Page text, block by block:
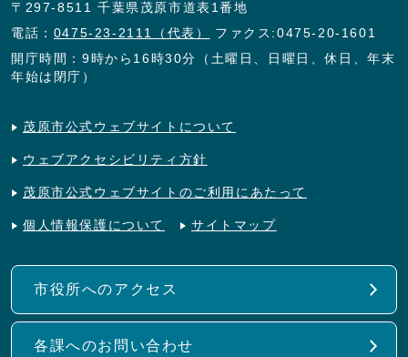
〒297-8511 千葉県茂原市道表1番地
電話： 0475-23-2111（代表）
ファクス:0475-20-1601
開庁時間：9時から16時30分（土曜日、日曜日、休日、年末
年始は閉庁）
茂原市公式ウェブサイトについて
ウェブアクセシビリティ方針
茂原市公式ウェブサイトのご利用にあたって
個人情報保護について サイトマップ
市役所へのアクセス
各課へのお問い合わせ